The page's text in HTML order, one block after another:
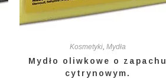
Kosmetyki, Mydła
Mydło oliwkowe o zapachu
cytrynowym.